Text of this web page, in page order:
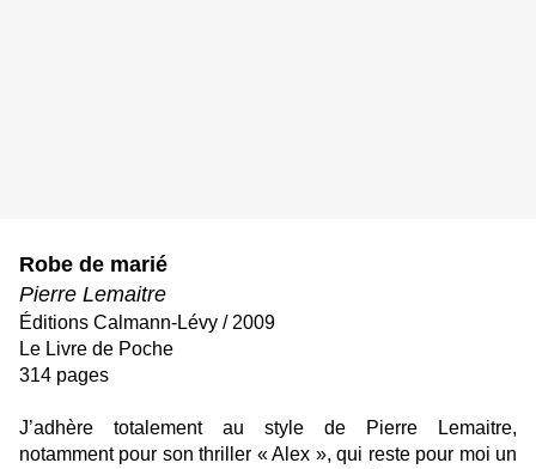
Robe de marié
Pierre Lemaitre
Éditions Calmann-Lévy / 2009
Le Livre de Poche
314 pages
J’adhère totalement au style de Pierre Lemaitre,
notamment pour son thriller « Alex », qui reste pour moi un